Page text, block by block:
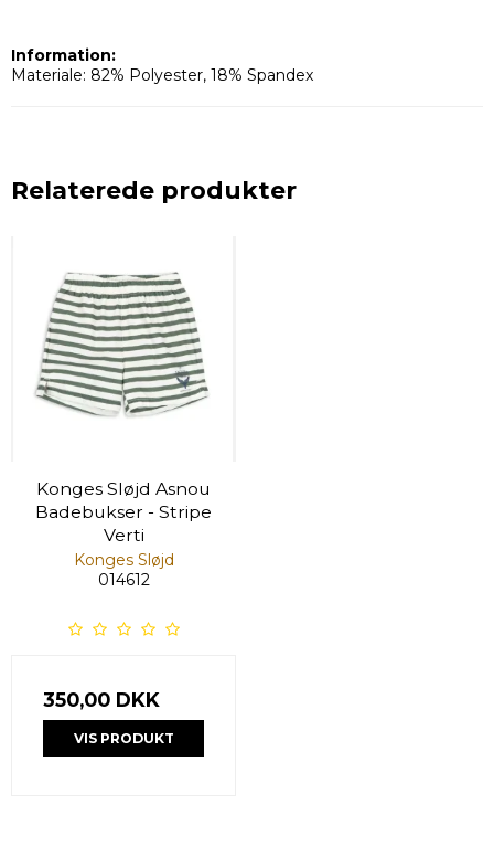
Information:
Materiale: 82% Polyester, 18% Spandex
Relaterede produkter
Konges Sløjd Asnou
Badebukser - Stripe
Verti
Konges Sløjd
014612
350,00 DKK
VIS PRODUKT